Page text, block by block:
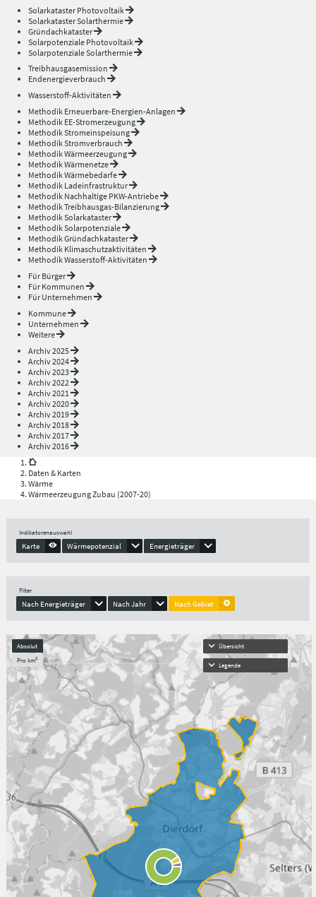
Solarkataster Photovoltaik
Solarkataster Solarthermie
Gründachkataster
Solarpotenziale Photovoltaik
Solarpotenziale Solarthermie
Treibhausgasemission
Endenergieverbrauch
Wasserstoff-Aktivitäten
Methodik Erneuerbare-Energien-Anlagen
Methodik EE-Stromerzeugung
Methodik Stromeinspeisung
Methodik Stromverbrauch
Methodik Wärmeerzeugung
Methodik Wärmenetze
Methodik Wärmebedarfe
Methodik Ladeinfrastruktur
Methodik Nachhaltige PKW-Antriebe
Methodik Treibhausgas-Bilanzierung
Methodik Solarkataster
Methodik Solarpotenziale
Methodik Gründachkataster
Methodik Klimaschutzaktivitäten
Methodik Wasserstoff-Aktivitäten
Für Bürger
Für Kommunen
Für Unternehmen
Kommune
Unternehmen
Weitere
Archiv 2025
Archiv 2024
Archiv 2023
Archiv 2022
Archiv 2021
Archiv 2020
Archiv 2019
Archiv 2018
Archiv 2017
Archiv 2016
Daten & Karten
Wärme
Wärmeerzeugung Zubau (2007-20)
Indikatorenauswahl
Karte Wärmepotenzial Energieträger
Filter
Nach Energieträger Nach Jahr Nach Gebiet
Absolut
Pro km²
Übersicht
Legende